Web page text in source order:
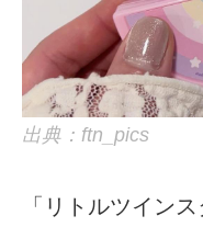
出典：ftn_pics
「リトルツイン